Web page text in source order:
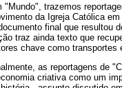
"Mundo", trazemos
da Igreja Católica
final que resultou
traz ainda texto que
chave como transportes
as reportagens de
criativa como um